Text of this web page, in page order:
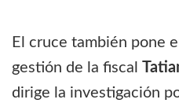
El cruce también pone
gestión de la fiscal
dirige la investigación